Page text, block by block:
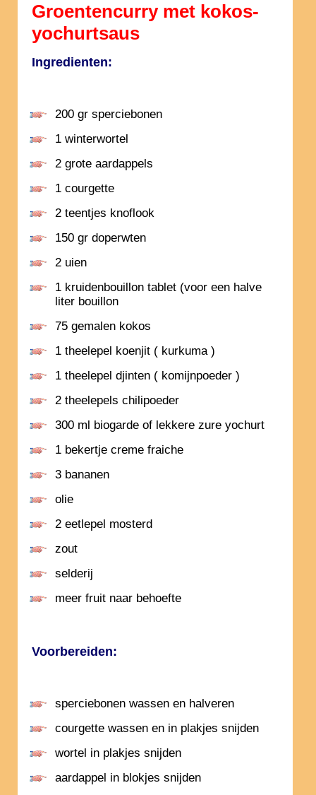
Groentencurry met kokos-
yochurtsaus
Ingredienten:
200 gr sperciebonen
1 winterwortel
2 grote aardappels
1 courgette
2 teentjes knoflook
150 gr doperwten
2 uien
1 kruidenbouillon tablet (voor een halve
liter bouillon
75 gemalen kokos
1 theelepel koenjit ( kurkuma )
1 theelepel djinten ( komijnpoeder )
2 theelepels chilipoeder
300 ml biogarde of lekkere zure yochurt
1 bekertje creme fraiche
3 bananen
olie
2 eetlepel mosterd
zout
selderij
meer fruit naar behoefte
Voorbereiden:
sperciebonen wassen en halveren
courgette wassen en in plakjes snijden
wortel in plakjes snijden
aardappel in blokjes snijden